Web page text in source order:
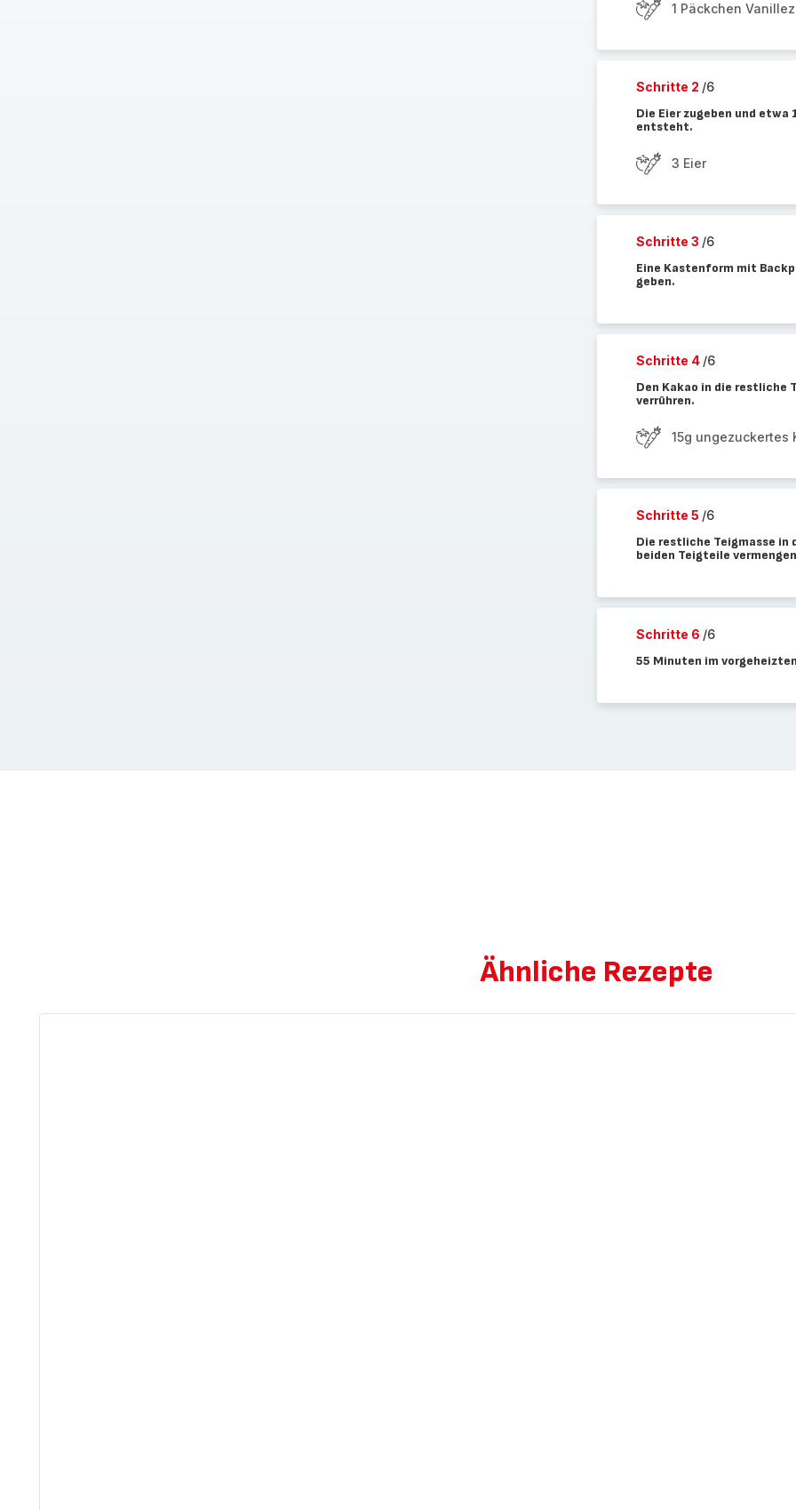
1 Päckchen
Schritte 2 /6
Die Eier zugeben und
entsteht.
3 Eier
Schritte 3 /6
Eine Kastenform mit
geben.
Schritte 4 /6
Den Kakao in die restliche
verrühren.
15g ungezuckertes
Schritte 5 /6
Die restliche Teigmasse in
beiden Teigteile
Schritte 6 /6
55 Minuten im
Ähnliche Rezepte